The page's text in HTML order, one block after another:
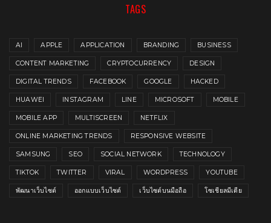
TAGS
AI APPLE APPLICATION BRANDING BUSINESS
CONTENT MARKETING CRYPTOCURRENCY DESIGN
DIGITAL TRENDS FACEBOOK GOOGLE HACKED
HUAWEI INSTAGRAM LINE MICROSOFT MOBILE
MOBILE APP MULTISCREEN NETFLIX
ONLINE MARKETING TRENDS RESPONSIVE WEBSITE
SAMSUNG SEO SOCIAL NETWORK TECHNOLOGY
TIKTOK TWITTER VIRAL WORDPRESS YOUTUBE
พัฒนาเว็บไซต์ ออกแบบเว็บไซต์ เว็บไซต์บนมือถือ โซเชียลมีเดีย